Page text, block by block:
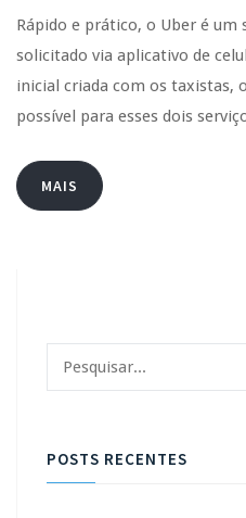
Rápido e prático, o Uber é
solicitado via aplicativo de
inicial criada com os taxistas,
possível para esses dois
MAIS
POSTS RECENTES